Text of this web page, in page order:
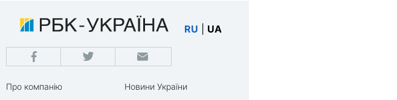
RU UA
Про компанію
Новини України